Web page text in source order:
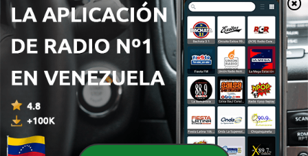
23 jul. 2026
Ep.111: John Carter: sacrificio, disciplina y gloria
14 jul. 2026
119 -
Ep.110:"Viví Años Engañándome: Mi Historia Con
Las Adicciones" Eduardo Granados
05 jun. 2026
-
Ep.109: Vida después de la muerte, almas y otras
dimensiones